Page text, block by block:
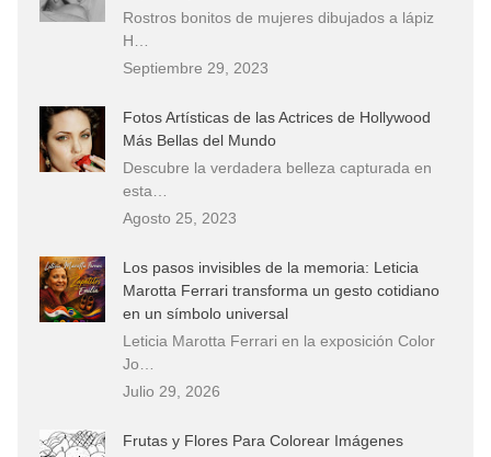
Rostros bonitos de mujeres dibujados a lápiz
H…
Septiembre 29, 2023
Fotos Artísticas de las Actrices de Hollywood
Más Bellas del Mundo
Descubre la verdadera belleza capturada en
esta…
Agosto 25, 2023
Los pasos invisibles de la memoria: Leticia
Marotta Ferrari transforma un gesto cotidiano
en un símbolo universal
Leticia Marotta Ferrari en la exposición Color
Jo…
Julio 29, 2026
Frutas y Flores Para Colorear Imágenes